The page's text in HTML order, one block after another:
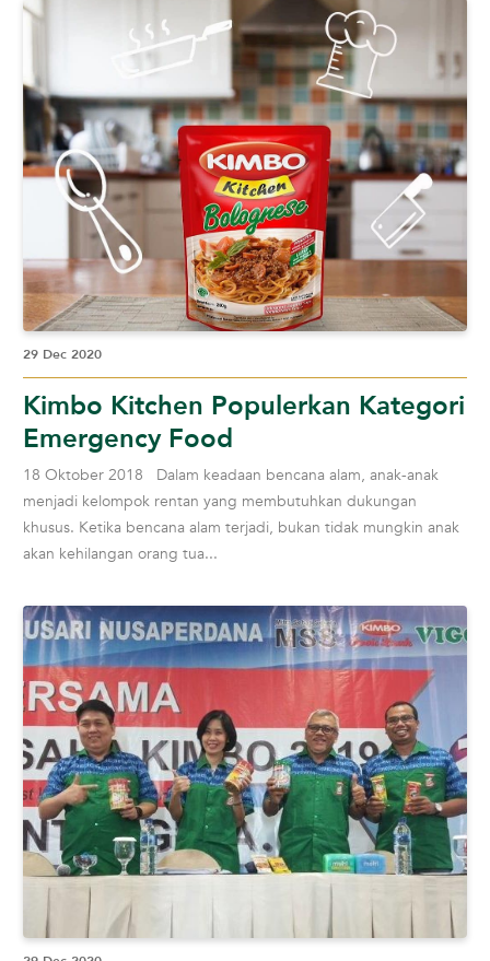
29 Dec 2020
Kimbo Kitchen Populerkan Kategori
Emergency Food
18 Oktober 2018 Dalam keadaan bencana alam, anak-anak
menjadi kelompok rentan yang membutuhkan dukungan
khusus. Ketika bencana alam terjadi, bukan tidak mungkin anak
akan kehilangan orang tua...